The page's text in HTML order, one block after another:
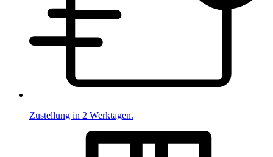
Zustellung in 2 Werktagen.